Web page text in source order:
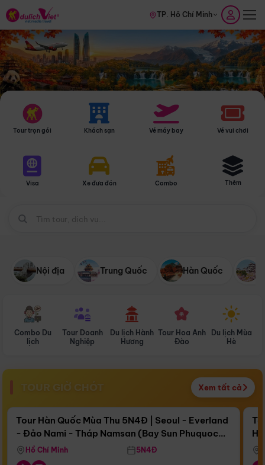
TP. Hồ Chí Minh
Tour trọn gói Khách sạn Vé máy bay Vé vui chơi
Visa Xe đưa đón Combo Thêm
Nội địa Trung Quốc Hàn Quốc
Combo Du
lịch
Tour Doanh
Nghiệp
Du lịch Hành
Hương
Tour Hoa Anh
Đào
Du lịch Mùa
Hè
TOUR GIỜ CHÓT Xem tất cả
Còn17 ngày 08:07:28
Bay Sun Phuquoc Airways
Điểm nổi bật
Tour Hàn Quốc Mùa Thu 5N4Đ | Seoul - Everland
- Đảo Nami - Tháp Namsan (Bay Sun Phuquoc
Airways)
Hồ Chí Minh 5N4Đ